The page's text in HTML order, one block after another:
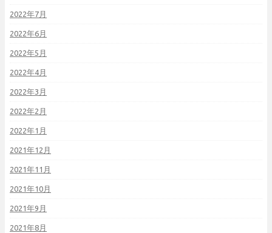
2022年7月
2022年6月
2022年5月
2022年4月
2022年3月
2022年2月
2022年1月
2021年12月
2021年11月
2021年10月
2021年9月
2021年8月